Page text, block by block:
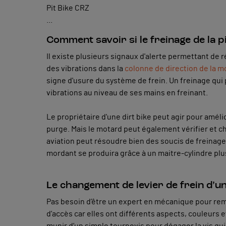
Pit Bike CRZ
Comment savoir si le freinage de la
Il existe plusieurs signaux d'alerte permettant de
des vibrations dans la colonne de direction de la
signe d'usure du système de frein. Un freinage
vibrations au niveau de ses mains en freinant.
Le propriétaire d'une dirt bike peut agir pour
purge. Mais le motard peut également vérifier et
aviation peut résoudre bien des soucis de
mordant se produira grâce à un maitre-cylindre
Le changement de levier de frein
Pas besoin d’être un expert en mécanique pour
d’accès car elles ont différents aspects, couleurs